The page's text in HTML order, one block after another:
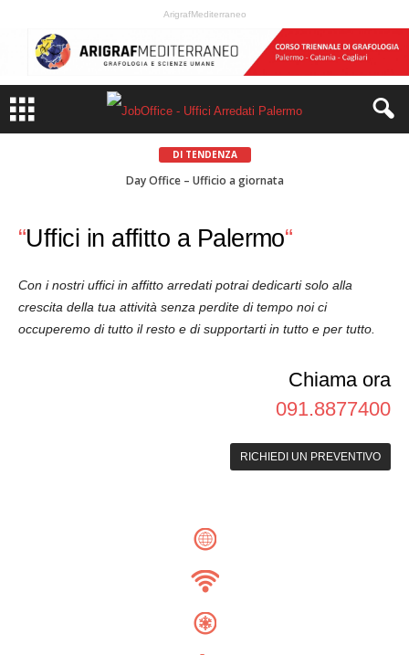
ArigrafMediterraneo
DI TENDENZA
Ufficio a ore – Hour Office
Day Office – Ufficio a giornata
“Uffici in affitto a Palermo“
Con i nostri uffici in affitto arredati potrai dedicarti solo alla
crescita della tua attività senza perdite di tempo noi ci
occuperemo di tutto il resto e di supportarti in tutto e per tutto.
Chiama ora
091.8877400
RICHIEDI UN PREVENTIVO